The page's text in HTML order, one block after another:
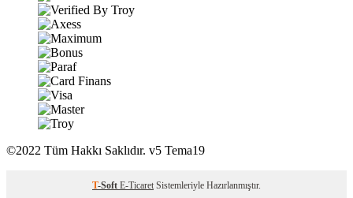
©2022 Tüm Hakkı Saklıdır. v5 Tema19
T-Soft E-Ticaret Sistemleriyle Hazırlanmıştır.